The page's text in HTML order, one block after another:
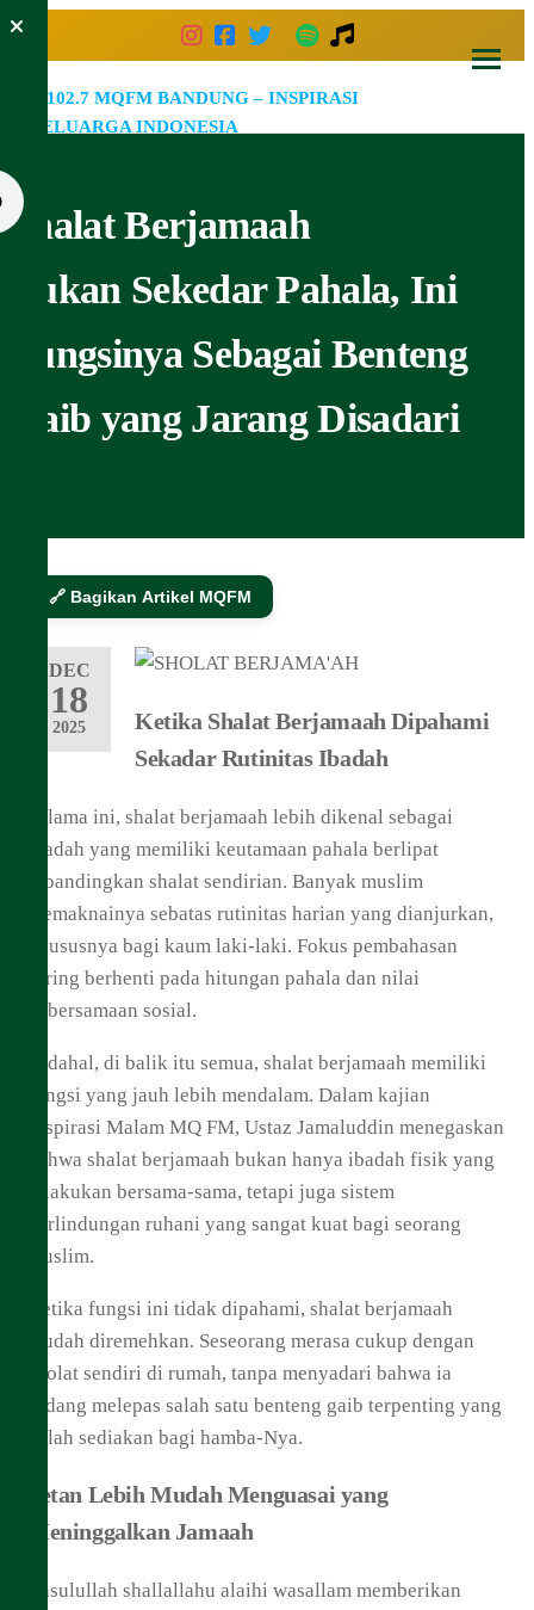
Skip
content
Shalat Berjamaah
Bukan Sekedar Pahala, Ini
Fungsinya Sebagai Benteng
Gaib yang Jarang Disadari
🔗 Bagikan Artikel MQFM
DEC
18
2025
Ketika Shalat Berjamaah Dipahami
Sekadar Rutinitas Ibadah
Selama ini, shalat berjamaah lebih dikenal sebagai
ibadah yang memiliki keutamaan pahala berlipat
dibandingkan shalat sendirian. Banyak muslim
memaknainya sebatas rutinitas harian yang dianjurkan,
khususnya bagi kaum laki-laki. Fokus pembahasan
sering berhenti pada hitungan pahala dan nilai
kebersamaan sosial.
Padahal, di balik itu semua, shalat berjamaah memiliki
fungsi yang jauh lebih mendalam. Dalam kajian
Inspirasi Malam MQ FM, Ustaz Jamaluddin menegaskan
bahwa shalat berjamaah bukan hanya ibadah fisik yang
dilakukan bersama-sama, tetapi juga sistem
perlindungan ruhani yang sangat kuat bagi seorang
muslim.
Ketika fungsi ini tidak dipahami, shalat berjamaah
mudah diremehkan. Seseorang merasa cukup dengan
sholat sendiri di rumah, tanpa menyadari bahwa ia
sedang melepas salah satu benteng gaib terpenting yang
Allah sediakan bagi hamba-Nya.
Setan Lebih Mudah Menguasai yang
Meninggalkan Jamaah
Rasulullah shallallahu alaihi wasallam memberikan